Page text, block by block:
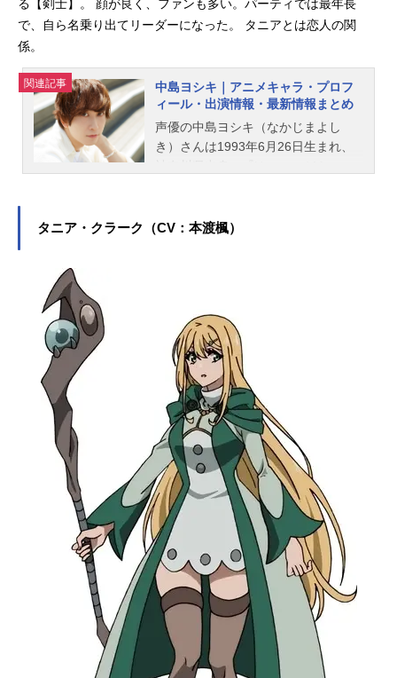
る【剣士】。 顔が良く、ファンも多い。パーティでは最年長
で、自ら名乗り出てリーダーになった。 タニアとは恋人の関
係。
関連記事
中島ヨシキ｜アニメキャラ・プロフ
ィール・出演情報・最新情報まとめ
声優の中島ヨシキ（なかじまよし
き）さんは1993年6月26日生まれ、
のキャラクターを演じています。こ
タニア・クラーク（CV：本渡楓）